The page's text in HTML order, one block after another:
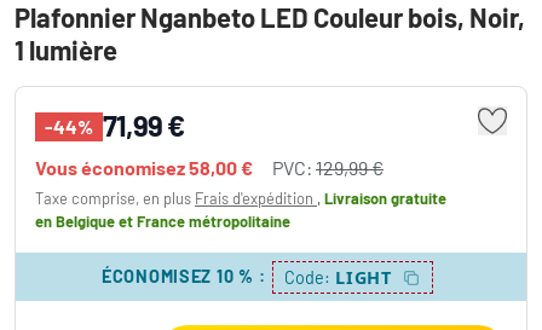
Plafonnier Nganbeto LED Couleur bois, Noir,
1 lumière
-44% 71,99 €
Vous économisez58,00 € PVC: 129,99 €
Taxe comprise, en plus Frais d'expédition ,Livraison gratuite
en Belgique et France métropolitaine
ÉCONOMISEZ 10 % : Code: LIGHT